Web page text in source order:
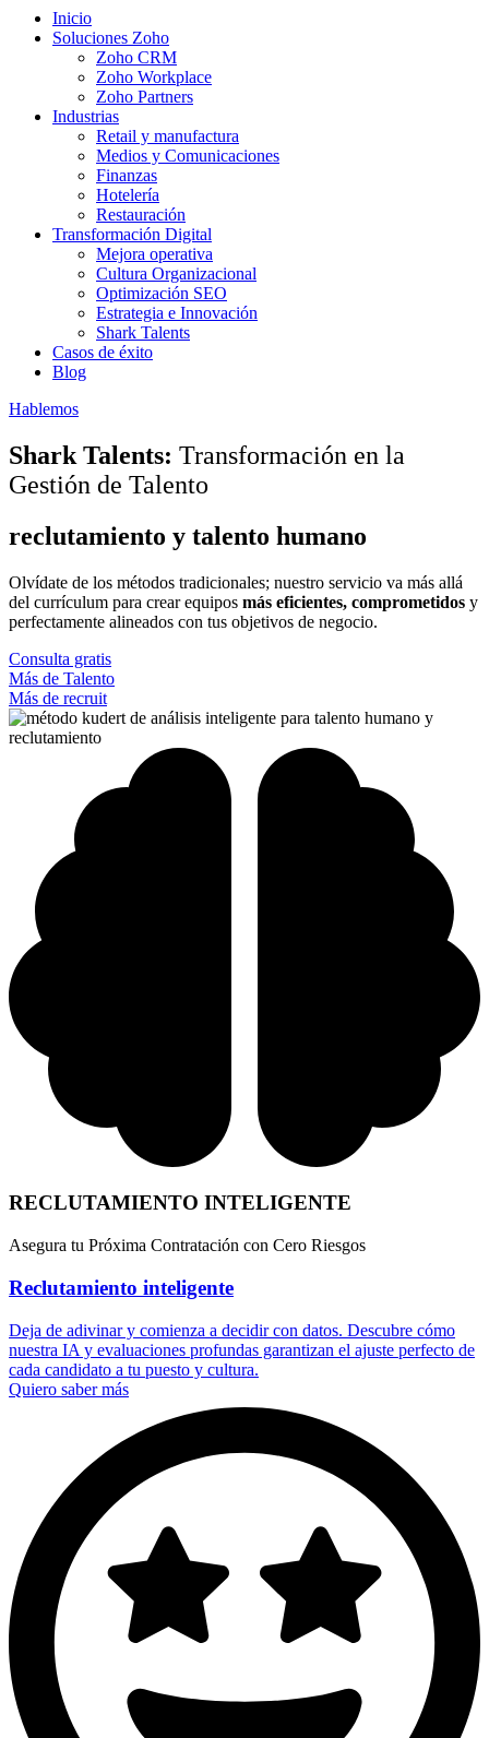
Inicio
Soluciones Zoho
Zoho CRM
Zoho Workplace
Zoho Partners
Industrias
Retail y manufactura
Medios y Comunicaciones
Finanzas
Hotelería
Restauración
Transformación Digital
Mejora operativa
Cultura Organizacional
Optimización SEO
Estrategia e Innovación
Shark Talents
Casos de éxito
Blog
Hablemos
Shark Talents: Transformación en la
Gestión de Talento
reclutamiento y talento humano
Olvídate de los métodos tradicionales; nuestro servicio va más allá
del currículum para crear equipos más eficientes, comprometidos y
perfectamente alineados con tus objetivos de negocio.
Consulta gratis
Más de Talento
Más de recruit
RECLUTAMIENTO INTELIGENTE
Asegura tu Próxima Contratación con Cero Riesgos
Reclutamiento inteligente
Deja de adivinar y comienza a decidir con datos. Descubre cómo
nuestra IA y evaluaciones profundas garantizan el ajuste perfecto de
cada candidato a tu puesto y cultura.
Quiero saber más